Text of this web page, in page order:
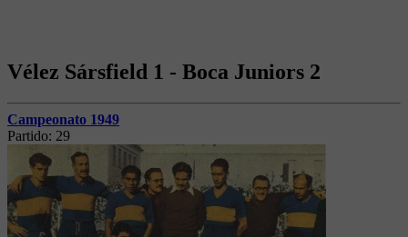
Vélez Sársfield 1 - Boca Juniors 2
Campeonato 1949
Partido: 29